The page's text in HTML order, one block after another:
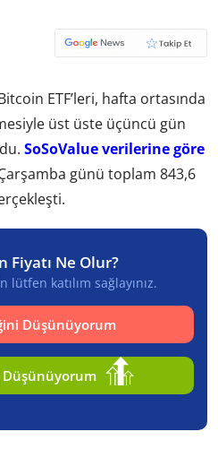
ETF’leri, hafta ortasında
üst üste üçüncü gün
SoSoValue verilerine göre
günü toplam 843,6
Fiyatı Ne Olur?
lütfen katılım sağlayınız.
Düşünüyorum
Düşünüyorum